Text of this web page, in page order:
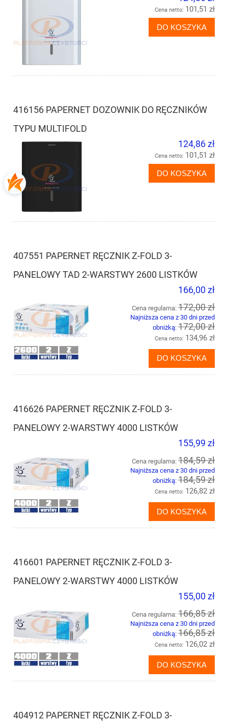
Cena netto: 101,51 zł
DO KOSZYKA
416156 PAPERNET DOZOWNIK DO RĘCZNIKÓW
TYPU MULTIFOLD
124,86 zł
Cena netto: 101,51 zł
DO KOSZYKA
407551 PAPERNET RĘCZNIK Z-FOLD 3-
PANELOWY TAD 2-WARSTWY 2600 LISTKÓW
166,00 zł
Cena regularna: 172,00 zł
Najniższa cena z 30 dni przed
obniżką: 172,00 zł
Cena netto: 134,96 zł
DO KOSZYKA
416626 PAPERNET RĘCZNIK Z-FOLD 3-
PANELOWY 2-WARSTWY 4000 LISTKÓW
155,99 zł
Cena regularna: 184,59 zł
Najniższa cena z 30 dni przed
obniżką: 184,59 zł
Cena netto: 126,82 zł
DO KOSZYKA
416601 PAPERNET RĘCZNIK Z-FOLD 3-
PANELOWY 2-WARSTWY 4000 LISTKÓW
155,00 zł
Cena regularna: 166,85 zł
Najniższa cena z 30 dni przed
obniżką: 166,85 zł
Cena netto: 126,02 zł
DO KOSZYKA
404912 PAPERNET RĘCZNIK Z-FOLD 3-